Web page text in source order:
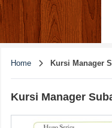
Home Kursi Manager
Kursi Manager